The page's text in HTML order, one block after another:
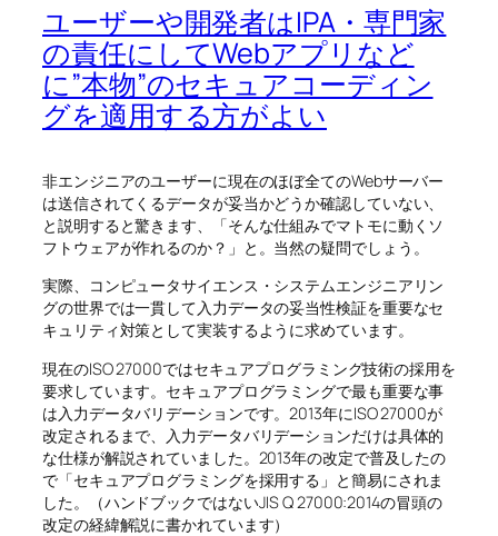
ユーザーや開発者はIPA・専門家
の責任にしてWebアプリなど
に”本物”のセキュアコーディン
グを適用する方がよい
非エンジニアのユーザーに現在のほぼ全てのWebサーバー
は送信されてくるデータが妥当かどうか確認していない、
と説明すると驚きます、「そんな仕組みでマトモに動くソ
フトウェアが作れるのか？」と。当然の疑問でしょう。
実際、コンピュータサイエンス・システムエンジニアリン
グの世界では一貫して入力データの妥当性検証を重要なセ
キュリティ対策として実装するように求めています。
現在のISO 27000ではセキュアプログラミング技術の採用を
要求しています。セキュアプログラミングで最も重要な事
は入力データバリデーションです。2013年にISO 27000が
改定されるまで、入力データバリデーションだけは具体的
な仕様が解説されていました。2013年の改定で普及したの
で「セキュアプログラミングを採用する」と簡易にされま
した。（ハンドブックではないJIS Q 27000:2014の冒頭の
改定の経緯解説に書かれています）